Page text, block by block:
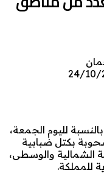
لليوم الجمعة،
بكتل ضبابية
الشمالية والوسطى،
للمملكة.